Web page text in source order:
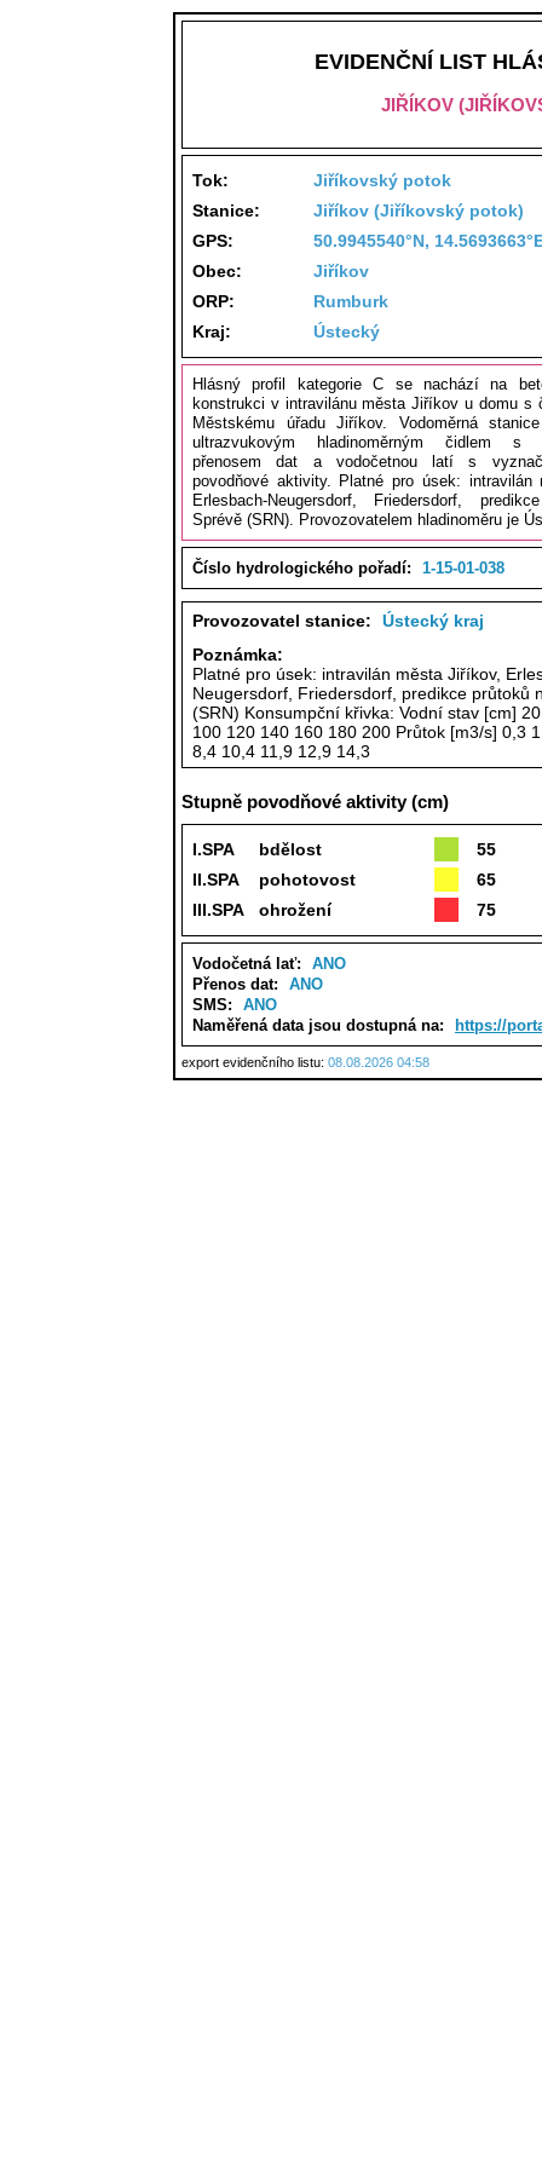
EVIDENČNÍ LIST
JIŘÍKOV
Tok:
Jiříkovský potok
Stanice:
Jiříkov (Jiříkovský potok)
GPS:
50.9945540°N,
Obec:
Jiříkov
ORP:
Rumburk
Kraj:
Ústecký
Hlásný profil kategorie C se nachází na
konstrukci v intravilánu města Jiříkov u domu s
Městskému úřadu Jiříkov. Vodoměrná
ultrazvukovým hladinoměrným čidlem s
přenosem dat a vodočetnou latí s
povodňové aktivity. Platné pro úsek: intravilán
Erlesbach-Neugersdorf, Friedersdorf,
Sprévě (SRN). Provozovatelem hladinoměru je
Číslo hydrologického pořadí: 1-15-01-038
Provozovatel stanice:
Ústecký kraj
Poznámka:
Platné pro úsek: intravilán města Jiříkov,
Neugersdorf, Friedersdorf, predikce průtoků
(SRN) Konsumpční křivka: Vodní stav [cm]
100 120 140 160 180 200 Průtok [m3/s] 0,3
8,4 10,4 11,9 12,9 14,3
Stupně povodňové aktivity (cm)
I.SPA bdělost
55
II.SPA
pohotovost
65
III.SPA
ohrožení 75
Vodočetná lať:
ANO
Přenos dat:
ANO
SMS:
ANO
Naměřená data jsou dostupná na:
https://
export evidenčního listu: 08.08.2026 04:58